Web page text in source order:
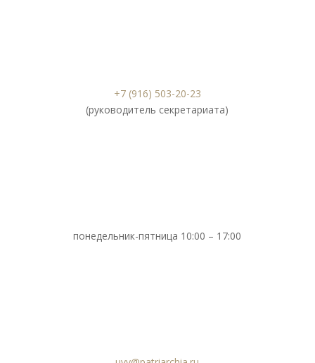
+7 (916) 503-20-23
(руководитель секретариата)
понедельник-пятница 10:00 – 17:00